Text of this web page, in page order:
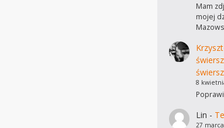
Mam
mojej
8
Lin -
27